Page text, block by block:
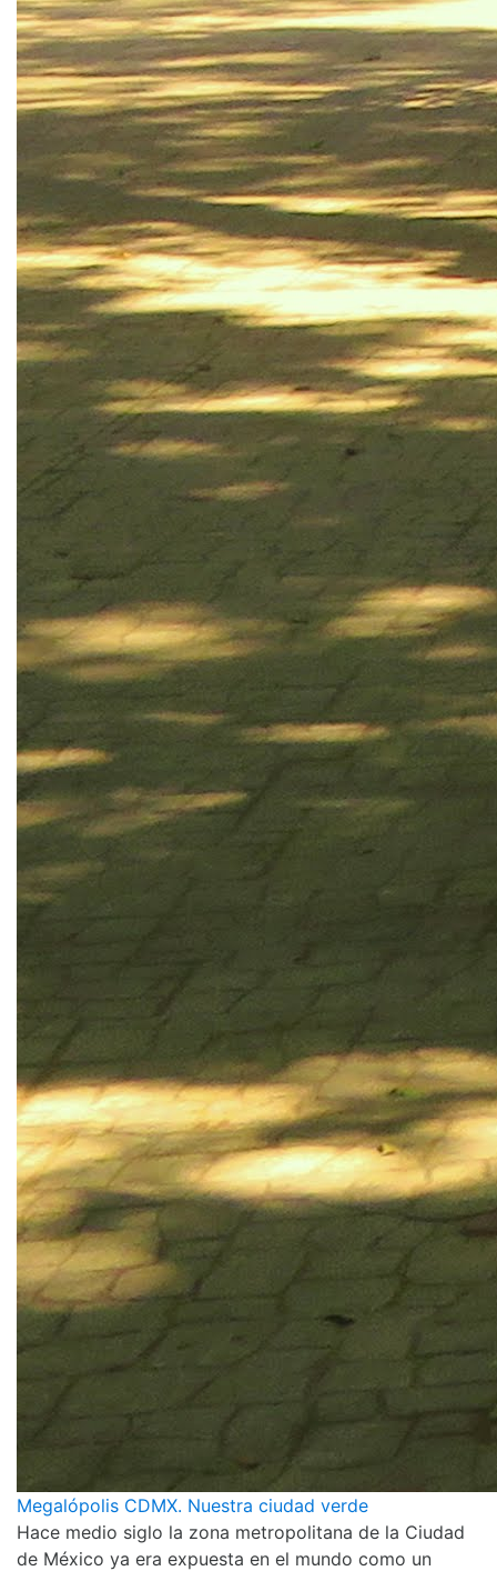
Megalópolis CDMX. Nuestra ciudad verde
Hace medio siglo la zona metropolitana de la Ciudad
de México ya era expuesta en el mundo como un